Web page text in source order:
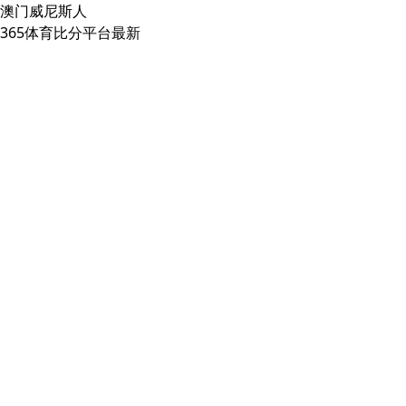
澳门威尼斯人
365体育比分平台最新